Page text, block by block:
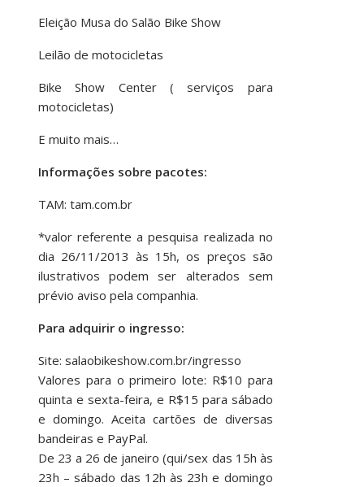
Eleição Musa do Salão Bike Show
Leilão de motocicletas
Bike Show Center ( serviços para
motocicletas)
E muito mais…
Informações sobre pacotes:
TAM: tam.com.br
*valor referente a pesquisa realizada no
dia 26/11/2013 às 15h, os preços são
ilustrativos podem ser alterados sem
prévio aviso pela companhia.
Para adquirir o ingresso:
Site: salaobikeshow.com.br/ingresso
Valores para o primeiro lote: R$10 para
quinta e sexta-feira, e R$15 para sábado
e domingo. Aceita cartões de diversas
bandeiras e PayPal.
De 23 a 26 de janeiro (qui/sex das 15h às
23h – sábado das 12h às 23h e domingo